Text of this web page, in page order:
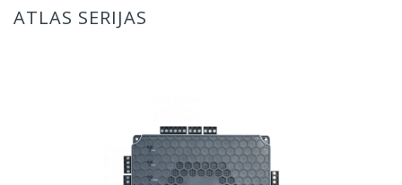
ATLAS SERIJAS